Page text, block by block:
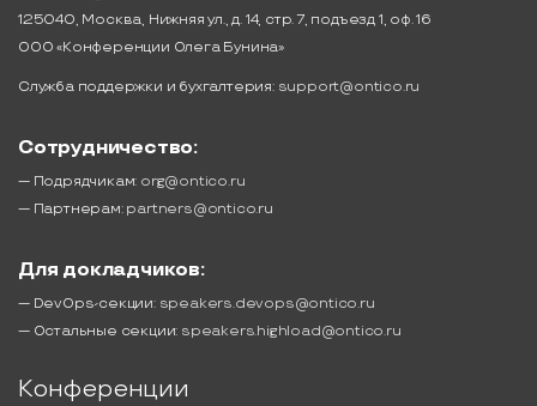
125040, Москва, Нижняя ул., д. 14, стр. 7, подъезд 1, оф. 16
ООО «Конференции Олега Бунина»
Служба поддержки и бухгалтерия: support@ontico.ru
Сотрудничество:
— Подрядчикам: org@ontico.ru
— Партнерам: partners@ontico.ru
Для докладчиков:
— DevOps-секции: speakers.devops@ontico.ru
— Остальные секции: speakers.highload@ontico.ru
Конференции